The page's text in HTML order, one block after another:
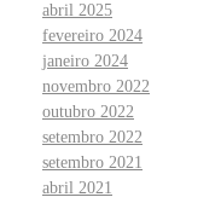
abril 2025
fevereiro 2024
janeiro 2024
novembro 2022
outubro 2022
setembro 2022
setembro 2021
abril 2021